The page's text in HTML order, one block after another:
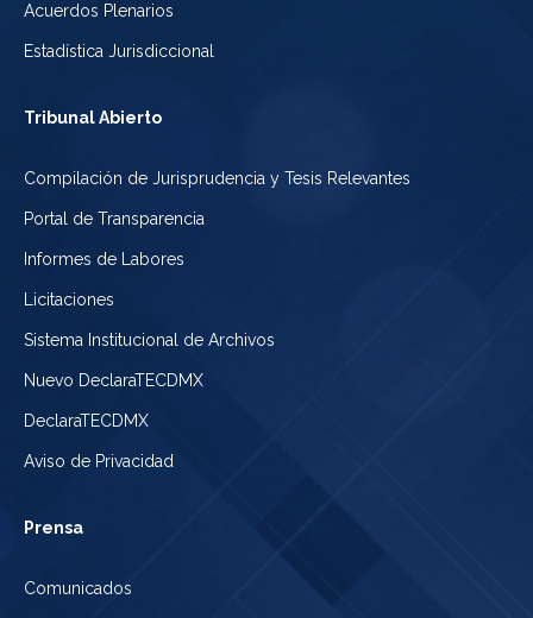
Acuerdos Plenarios
Estadística Jurisdiccional
Tribunal Abierto
Compilación de Jurisprudencia y Tesis Relevantes
Portal de Transparencia
Informes de Labores
Licitaciones
Sistema Institucional de Archivos
Nuevo DeclaraTECDMX
DeclaraTECDMX
Aviso de Privacidad
Prensa
Comunicados